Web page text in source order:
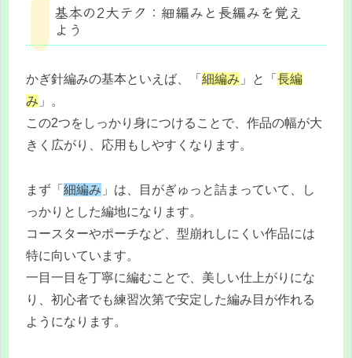
基本の2大テク：細編みと長編みを覚え
よう
かぎ針編みの基本といえば、「 細編み 」と「 長編
み 」。
この2つをしっかり身につけることで、作品の幅が大
きく広がり、応用もしやすくなります。
まず「 細編み 」は、目がぎゅっと詰まっていて、し
っかりとした編地になります。
コースターやポーチなど、型崩れしにくい作品には
特に向いています。
一目一目を丁寧に編むことで、美しい仕上がりにな
り、初心者でも練習次第で安定した編み目が作れる
ようになります。